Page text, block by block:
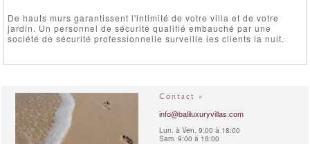
De hauts murs garantissent l'intimité de votre villa et de votre
jardin. Un personnel de sécurité qualifié embauché par une
société de sécurité professionnelle surveille les clients la nuit.
Contact »
info@baliluxuryvillas.com
Lun. à Ven. 9:00 à 18:00
Sam. 9:00 à 18:00